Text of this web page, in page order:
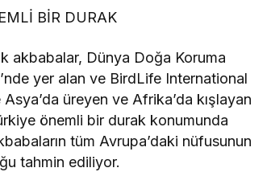
BİR DURAK
akbabalar, Dünya Doğa Koruma
yer alan ve BirdLife International
üreyen ve Afrika’da kışlayan
önemli bir durak konumunda
tüm Avrupa’daki nüfusunun
tahmin ediliyor.